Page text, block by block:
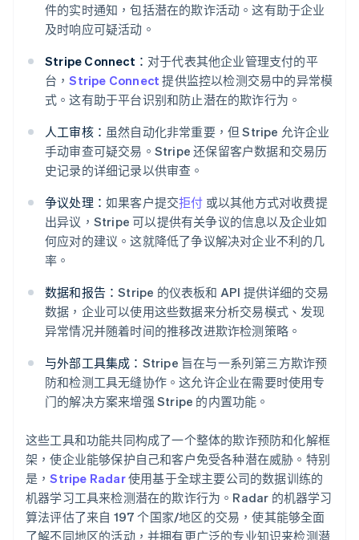
件的实时通知，包括潜在的欺诈活动。这有助于企业
及时响应可疑活动。
Stripe Connect： 对于代表其他企业管理支付的平
台，Stripe Connect 提供监控以检测交易中的异常模
式。这有助于平台识别和防止潜在的欺诈行为。
人工审核： 虽然自动化非常重要，但 Stripe 允许企业
手动审查可疑交易。Stripe 还保留客户数据和交易历
史记录的详细记录以供审查。
争议处理： 如果客户提交拒付 或以其他方式对收费提
出异议，Stripe 可以提供有关争议的信息以及企业如
何应对的建议。这就降低了争议解决对企业不利的几
率。
数据和报告：Stripe 的仪表板和 API 提供详细的交易
数据，企业可以使用这些数据来分析交易模式、发现
异常情况并随着时间的推移改进欺诈检测策略。
与外部工具集成： Stripe 旨在与一系列第三方欺诈预
防和检测工具无缝协作。这允许企业在需要时使用专
门的解决方案来增强 Stripe 的内置功能。
这些工具和功能共同构成了一个整体的欺诈预防和化解框
架，使企业能够保护自己和客户免受各种潜在威胁。特别
是，Stripe Radar使用基于全球主要公司的数据训练的
机器学习工具来检测潜在的欺诈行为。Radar 的机器学习
算法评估了来自 197 个国家/地区的交易，使其能够全面
了解不同地区的活动，并拥有更广泛的专业知识来检测潜